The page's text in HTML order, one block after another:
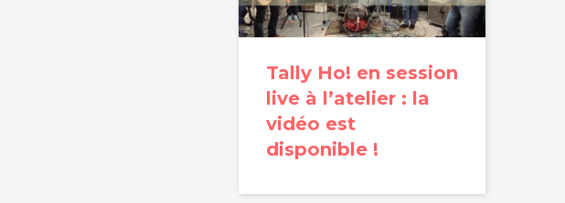
Tally Ho! en session
live à l’atelier : la
vidéo est
disponible !